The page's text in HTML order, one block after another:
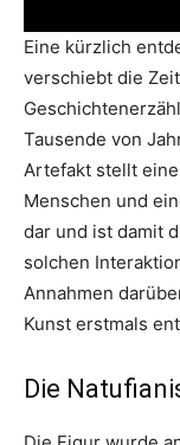
Eine kürzlich
verschiebt die
Tausende von
Artefakt stellt
Menschen und
dar und ist damit
solchen
Annahmen
Kunst erstmals
Die